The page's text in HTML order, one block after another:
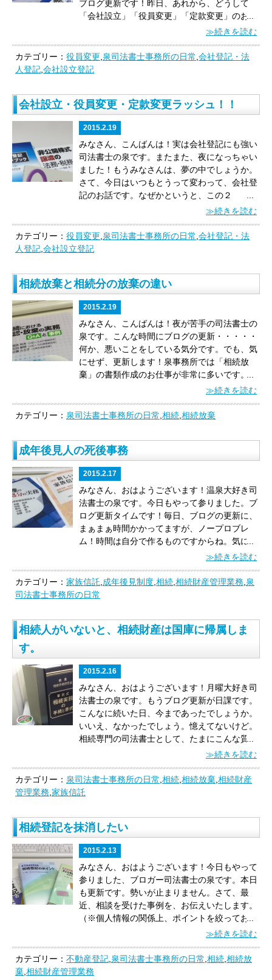
事実及びこれにより自己が相続人となった事実
を知った時から起算すべきものであるが、相続
実を知ったときから3箇月以内に相続放棄をし
ないのが、相続財産が全く存在しないと信じた
らみて当該相続人に対し相続財産の有無の調査
を期待することが著しく困難な事情があって、
被相続人において右のように信ずるについて相
当な理由がある場合には、熟慮期間は、相続人
が相続財産の全部若しくは一部の存在を認識し
た時又は通常これを認識しうべき時から起算す
べきである。」と判示しました。 ややこしいで
しょ？ややこしいんですよ。 つまりはケースバ
間違いなく言えるのは、
「諦め
よく、事務所
に「インターネットを見て電話したんですけ
ど」と、相続放棄のご相談をいただきます。
スをご覧ください。『私の両親は、私が幼いこ
ろに離婚したため、父とは疎遠の生活をしてき
ました。父の遺産として住宅と若干の預貯金が
ありましたが、父と同居して世話をしていた姉
に遺産全部を取得させる手続きをすれば良いと
考えて、特に相続放棄などはしないまま熟慮期
間が経過しました。しかし、最近になって、父
が第三者の連帯保証人になっていることが判明
し、熟慮期間経過後に多額の保証債務の支払を
求められました。相続放棄をすることはできま
すか。』 この場合は、お父さんの相続時に相続
と、熟慮期間を経過していることになります
が、具体的な事情を考慮すると、相続放棄の申
述が受理される可能性も十分にある、
す。 そう、「諦めたらアカン！」の原則で
す。 相続放棄に関しては、このほかにもたくさ
んの裁判例があります。日々の勉強は欠かせま
せんね！ 今日は以上です。「諦めたらアカ
ン！」の司法書士の泉でした♪♪ ＰＳ．今日は、
私の大切な大切な友人の不動産のお取引です。
久しくお会いしていなかったのですが、「今度
家買うから、登記してくれる？」とご連絡いた
だきました。本当に嬉しいです。ありがとうご
ざいます！
われますか。なんとも思わないですか。 そうで
すよね。よくわからないですよね。でも続けま
この事例について、平成２６年に判決が出
⇒http://www.courts.go.jp/app/hanrei_jp/detail5?
id=84478）
遺産分割決定書と題する書面を添付してされた
当該遺産に属する不動産にかかる相続を原因と
する所有権移転登記申請に対し、登記官が登記
原因照明情報の提供がないとしてした却下決定
が適法とされた事例
【裁判要旨】被相続人甲の
相続人が乙及び丙の２人であり，被相続人甲の
死亡に伴う第１次相続について遺産分割未了の
まま乙が死亡し，乙の死亡に伴う第２次相続に
おける相続人が丙のみである場合において，丙
載した遺産分割決定書と題する書面を添付して
した当該遺産に属する不動産に係る第１次相続
いて，丙及び乙に遺産共有の状態で帰属し，そ
の後，第２次相続の開始時において，その全て
が丙に帰属したというべきであり，上記遺産分
割決定書によって丙が被相続人甲の遺産全部を
直接相続したことを形式的に審査し得るもので
はないから，登記官が登記原因証明情報の提供
がないとして不動産登記法２５条９号に基づき
上記申請を却下した決定は，適法である。
この判決、何回も読みました。司法
書士以外の方は、「なんのこっちゃ」と思われ
るかもしれませんが、司法書士としては、登記
１人となった場合は、遺産分割決定を観念する
余地がなく、実体法上の根拠がないといえるか
ら、直接、甲から丙に『相続』という原因で所
有権移転登記をすることができないですよ。」
ということです。
つまり、今回の相続登記手続
きは、「甲の死亡を原因として、乙（２分の
１）・丙（２分の１）が権利を取得するための
所有権移転の相続登記を申請し、その後、乙の
死亡を原因として、丙が残り２分の１の権利を
取得するための乙持分全部移転の相続登記を申
請する。」ことになります。 私もかつて「一人
遺産分割決定書」を添付して、直接相続登記を
けないですね。 今日は以上です。さーて、今週
日、ビジネスパートナーの峰下土地家屋調査士
の紹介で「ラジオ大阪」という番組に出演させ
ていただきました！ テーマは「家族のための信
託」について、少しお話させていただきまし
た。初めてのラジオ出演、とても楽しかったで
す♪ 峰下土地家屋調査士、ご紹介ありがとうご
ざいました！
ブログ更新です！ 昨日、あれから、
どうして
「会社設立」「役員変更」「定款変更」のお仕
、寝ながら考えて
に安くありません。高くもありません。あくま
でも
紹介③行政書士からのご紹介④コンサルタント
からのご紹介⑤金融機関からのご紹介
⑥友人・
知人からのご紹介⑦インターネットからのお問
合せ⑧リピート
アも様々です。 多いのは、「大阪」「京都」
「奈良」「神戸」「東京」「名古屋」で、他府
県からもご依頼いただきます。嬉しい！ 私がな
ぜ、会社登記に力を入れるのか、まとめてみま
した！１）クライアントにとって何が一番良い
かを、他士業・他業種の方と一緒に考えるのが
聴くのが大好き♪３）クライアントが悩まれて
いることを、全部聴きたい♪
ずっとクライアントとの関係を継続させたいと
思っている♪こんな感じです。お互い人間なの
で、当然、相性というのがございます。
さ」だけを求められるクライアントとは合いま
せん。反対に、「いろんな提案をして欲しい」
「いろんな人を紹介して欲しい」と、『登記以
上のこと』を求められるクライアントとは、お
もいっきり合います！泉司法書士事務所の最大
最高の他士業・他業種とのネットワ
ートナーがたくさん揃っています。
紹介もできます。
ントの売上げアップにも貢献できる司法書士を
目指しております！！
パートナーの行政書士がとても嬉しいことを言
ってくださいました。 行政書士「泉さん、今
度、自分の会社をたちあげるんで、登記をお願
いしていいですか？」 と。ただ、行政書士であ
れば、自分の会社を作ることは決して難しくな
いはずだから、私に頼むとお金もかかるので、
司法書士泉「いやいや、岡本さん（仮名）、自
分でやりなはれ。」 と、司法書士としてなかな
か問題ありな返答をすると、
て。儲かるかなって。だからお願いします。」
ます！」と、こんなことがありました。
嬉しい！！感謝です♪
クライアントのビジネスがうまくいくことほ
ど、嬉しいことはございません！！ 会社設立を
お考えの方へ「安さ」で、司法書士・税理士・
弁護士・行政書士などの専門家を選ばないでく
ださい。「サービスの質」と「ヒト」で選んで
ぜひ、私と、いや、私のビジネスパ
ートナーと一緒にビジネスを加速させましょ
う！！朝からアツい司法書士の泉でした♪♪Ｐ
Ｓ．岡本行政書士はこちら⇒http://fs-
ス事業・児童福祉サービス事業に強い行政書士
です。見た目もさることながら、中身もやわら
かい！！私が自信をもって紹介できる最強のビ
ジネスパートナーの１人です♪
≫続きを読む
カテゴリー： 役員変更 泉司法書士事務所の日常 会社登記・法
人登記 会社設立登記
会社設立・役員変更・定款変更ラッシュ！！
2015.2.19
みなさん、こんばんは！ 実は会社登記にも強い
司法書士の泉です。
またまた、夜になっちゃい
ました！ もうみなさんは、夢の中でしょうか。
さて、今日はいつもとうって変わって、会社登
記のお話です。 なぜかというと、この２
月・・・会社登記ラッシュなのです！ 理由
割合を見てみると、会社登記の割合が全体の５
割！！
ろございます。せっかくなので、泉事務所にご
依頼いただく「会社登記」の内容をランキング
別に発表します！（※法人形態にはいろいろご
ざいますが、ここでは「株式会社」でご説明い
たします。） 第１０位 【有限会社から株式会
社への移行】（有限会社を株式会社に変更する
手続き）第９位 【資本金の額の減少】（資本
金を減らす「減資」） 第８位 【募集株式の発
行】（資本金を増やす「増資」）第７位 【商
第６位 【本店
登記】（事業の拡大等）第４位 【監査役設置
場合に、ご依頼いただく定款変更手続きで
す。）第３位 【株券廃止登記】（株券不発行
会社にしたい場合）
記】（新規設立・法人成り含む） 第１位 【役
員変更登記】（重任・新規就任・辞任等の退
任）こんな感じです。 この他も、「種類株式の
発行」「合併」「会社分割」など、ご依頼いた
だく登記は多岐にわたります。この「会社登
記」は、よく「どの司法書士がやっても同じ」
ん。会社登記もまた、司法書士の腕の見せ所で
す。泉事務所は、「提案力」が違います。「ス
自負しております。「役員の改選時期だから、
や改善点を見つけ出し、ご提案する。
案がとても楽しいのです。やりがいがあるので
す。「会社法」をきちんと理解していないと、
それができないのです。 会社を経営していくう
えでは、「会社登記」は避けては通れません。
やらないといけない会社登記を怠ると、「 過
料」が科せられます。 「会社謄本」と「定款」
を、私に見せてください。そして、２分３０秒
のヒアリングをさせてください。カップラーメ
ンが出来上がるよりも早く、ご提案いたします
から。
社登記にも強い司法書士の泉でした♪♪
≫続きを読む
カテゴリー： 役員変更 泉司法書士事務所の日常 会社登記・法
人登記 会社設立登記
相続放棄と相続分の放棄の違い
2015.2.19
みなさん、こんばんは！夜が苦手の司法書士の
泉です。
こんな時間にブログの更新・・・・・
何か、悪いことをしている気分です。 でも、気
にせず、更新します！ 泉事務所では「相続放
棄」の書類作成のお仕事が非常に多いです。
く勘違いされるのですが、「私、相続しなくて
ことを「相続放棄」と思われている方がおられ
ん。あくまでも「相続分の放棄」に過ぎませ
ん。つまり、それだけでは、もし負債等の相続
債務が見つかれば、支払い義務が発生する、と
いう事態に陥ります。
たときから３ヶ月以内に家庭裁判所に対して申
述する方法で行ないます。「（私以外の）○○が
遺産を相続する」という内容の遺産分割協議書
にハンコを捺す「相続分の放棄」 と、裁判所に
申述する「相続放棄」とは効果が全く違いま
負債等の借金の支払い義務を免れたいので
「相続放棄」はとても多くの論点があります。
相続放棄に関する裁判例もたくさんあります。
も、今日はもう寝ましょう！みんなでいい夢み
≫続きを読む
カテゴリー： 泉司法書士事務所の日常 相続 相続放棄
成年後見人の死後事務
2015.2.17
みなさん、おはようございます！温泉大好き司
法書士の泉です。 今日もやって参りました。ブ
ログ更新タイムです！ 毎日、ブログの更新に、
まぁまぁ時間かかってますが、ノープロブレ
ム！時間は自分で作るものですからね。気にせ
最近、インターネットのお問
ど・・・」「ホームページを見たんですけ
ど・・・」
ームページ割引」はございません！あくまで
も、適正価格で価格以上のサービスを提供いた
見人の死後事務」です。次のようなとき、あな
たならどうしますか？
しない成年被後見人であったジョニー（日本
人）は、元気なうちに、死後事務委任契約の締
結や、遺言書を遺すこともできずに、死亡し
た。成年後見人であった司法書士マイケル（日
本人）は、ジョニーの死期が迫ってきた時に、
死後事務の困難さを予想し、相続人ではない親
族らに、成年後見人では行使しにくい死後事務
に関する支援を求めたが、親族らは、「葬儀等
には参列するが、責任は負いたくない。お金は
十分あるはずなので、後見人において対応して
後いかなる対応ができるのか。」
ルピンチですね！
（今回では「ジョニー」）が死亡すると、明文
の規定はないが後見が終了し、成年後見人（今
回では「マイケル」）には、管理の計算をし、
財産を相続人に引き継ぐ義務が残ります。
原
則、後見人には、上記義務以上の事務を行う権
限が与えられていないことから、実務上、第三
者後見人（相続人ではない専門職後見人）の多
くが、悩みながら財産引継ぎまでの様々な対応
を行っているのです。（※本当に悩みます。）
その中でも、財産を引き継ぐ相続人がいない場
合は、相続人不存在による相続財産管理人が家
≫続きを読む
カテゴリー： 家族信託 成年後見制度 相続 相続財産管理業務 泉
司法書士事務所の日常
相続人がいないと、相続財産は国庫に帰属しま
す。
2015.2.16
みなさん、おはようございます！月曜大好き司
法書士の泉です。
もうブログ更新が日課です。
こんなに続いた日、今まであったでしょうか。
いいえ、なかったでしょう。憶えてないけど。
相続専門の司法書士として、たまにこんな質問
「相続人がいないときって、財産は
ポイントは、①相続財産管理人は、相続人が不
存在であることを確定するため、相続人捜索の
庫に帰属する財産を確定させるため、報酬付与
の申立てをします。
国庫に帰属させる場合、裁判所債権管理官の指
定する口座に納付します。
不動産を国庫に帰属させる場合、所轄財務局長
に引き継ぎます。でも、実際、私は相続財産を
国に帰属させたことがありません。
なぜなら、
相続財産が国庫に帰属するのは、相続人が存在
せず、かつ相続債権者および受遺者への弁済、
さらに残余財産が存
属させるためには、「相続人がいないこと」を
確定するため相続人捜索の公告（民法第958
≫続きを読む
カテゴリー： 泉司法書士事務所の日常 相続 相続放棄 相続財産
管理業務 家族信託
相続登記を抹消したい
2015.2.13
みなさん、おはようございます！今日もやって
参りました、ブロガー司法書士の泉です。 本日
も更新です。勢いが止まりません。 さて、最
近、相談を受けた事例を、お伝えいたします。
（※個人情報の関係上、ポイントを絞ってお伝
「相続登記を抹消したい」と
分割協議をして相続登記をしたのですが、その
相続登記を抹消したい、
≫続きを読む
カテゴリー： 不動産登記 泉司法書士事務所の日常 相続 相続放
棄 相続財産管理業務